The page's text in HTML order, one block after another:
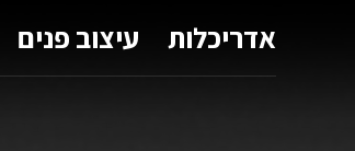
אדריכלות עיצוב פנים